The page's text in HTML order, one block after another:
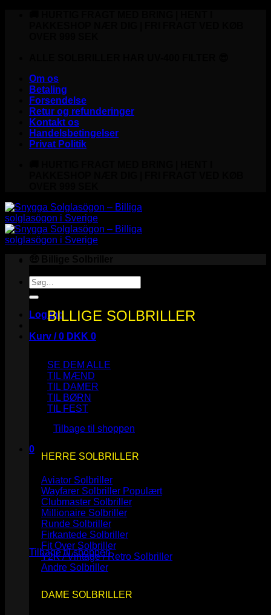
Om os
Betaling
Forsendelse
Retur og refunderinger
Kontakt os
Handelsbetingelser
Privat Politik
Søg
efter:
Log ind
Kurv /0 DKK 0
Ingen varer i kurven.
Tilbage til shoppen
0
Kurv
Ingen varer i kurven.
Tilbage til shoppen
BILLIGE SOLBRILLER
SE DEM ALLE
TIL MÆND
TIL DAMER
TIL BØRN
TIL FEST
HERRE SOLBRILLER
Aviator Solbriller
Wayfarer Solbriller
Clubmaster Solbriller
Millionaire Solbriller
Runde Solbriller
Firkantede Solbriller
Fit Over Solbriller
Y2K / Vintage / Retro Solbriller
Andre Solbriller
DAME SOLBRILLER